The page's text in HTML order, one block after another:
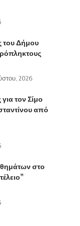
του Δήμου
2026
τον Σίμο
από
στο